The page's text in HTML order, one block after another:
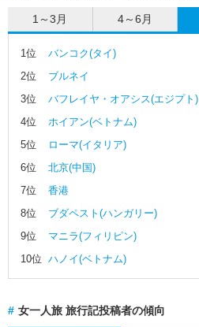
1～3月 4～6月
1位
バンコク(タイ)
2位
ブルネイ
3位
バフレイヤ・オアシス(エジプト)
4位
ホイアン(ベトナム)
5位
ローマ(イタリア)
6位
北京(中国)
7位
香港
8位
ブダペスト(ハンガリー)
9位
マニラ(フィリピン)
10位 ハノイ(ベトナム)
# 女一人旅 旅行記投稿者の傾向
ア
ア
ー
ロ
ッ
北
中